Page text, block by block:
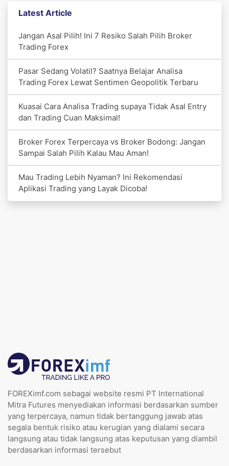
Latest Article
Jangan Asal Pilih! Ini 7 Resiko Salah Pilih Broker
Trading Forex
Pasar Sedang Volatil? Saatnya Belajar Analisa
Trading Forex Lewat Sentimen Geopolitik Terbaru
Kuasai Cara Analisa Trading supaya Tidak Asal Entry
dan Trading Cuan Maksimal!
Broker Forex Terpercaya vs Broker Bodong: Jangan
Sampai Salah Pilih Kalau Mau Aman!
Mau Trading Lebih Nyaman? Ini Rekomendasi
Aplikasi Trading yang Layak Dicoba!
FOREXimf.com sebagai website resmi PT International
Mitra Futures menyediakan informasi berdasarkan sumber
yang terpercaya, namun tidak bertanggung jawab atas
segala bentuk risiko atau kerugian yang dialami secara
langsung atau tidak langsung atas keputusan yang diambil
berdasarkan informasi tersebut